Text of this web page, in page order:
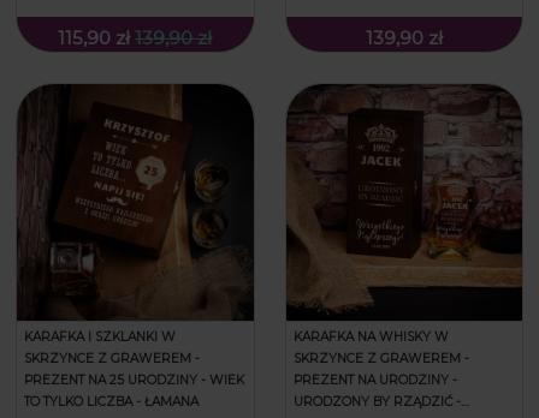
115,90 zł 139,90 zł 139,90 zł
KARAFKA I SZKLANKI W
SKRZYNCE Z GRAWEREM -
PREZENT NA 25 URODZINY - WIEK
TO TYLKO LICZBA - ŁAMANA
KARAFKA NA WHISKY W
SKRZYNCE Z GRAWEREM -
PREZENT NA URODZINY -
URODZONY BY RZĄDZIĆ -